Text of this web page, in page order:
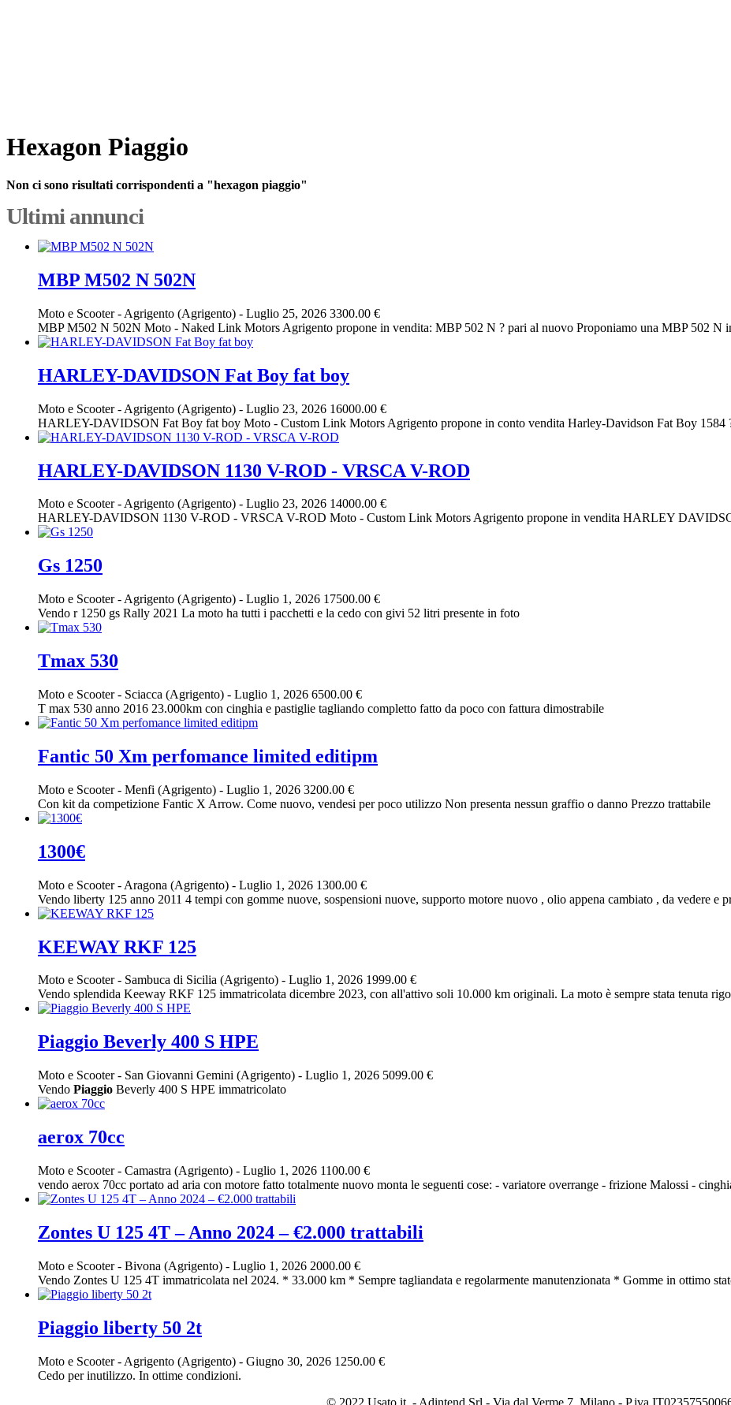
Hexagon Piaggio
Non ci sono risultati corrispondenti a "hexagon piaggio"
Ultimi annunci
MBP M502 N 502N
Moto e Scooter- Agrigento (Agrigento) - Luglio 25, 2026 3300.00 €
MBP M502 N 502N Moto - Naked Link Motors Agrigento propone in vendita: MBP 502 N ? pari al nuovo Proponiamo una MBP 502 N
HARLEY-DAVIDSON Fat Boy fat boy
Moto e Scooter- Agrigento (Agrigento) - Luglio 23, 2026 16000.00 €
HARLEY-DAVIDSON Fat Boy fat boy Moto - Custom Link Motors Agrigento propone in conto vendita Harley-Davidson Fat Boy 1584
HARLEY-DAVIDSON 1130 V-ROD - VRSCA V-ROD
Moto e Scooter-Agrigento (Agrigento) - Luglio 23, 2026 14000.00 €
HARLEY-DAVIDSON 1130 V-ROD - VRSCA V-ROD Moto - Custom Link Motors Agrigento propone in vendita HARLEY
Gs 1250
Moto e Scooter- Agrigento (Agrigento) - Luglio 1, 2026 17500.00 €
Vendo r 1250 gs Rally 2021 La moto ha tutti i pacchetti e la cedo con givi 52 litri presente in foto
Tmax 530
Moto e Scooter- Sciacca (Agrigento) - Luglio 1, 2026 6500.00 €
T max 530 anno 2016 23.000km con cinghia e pastiglie tagliando completto fatto da poco con fattura dimostrabile
Fantic 50 Xm perfomance limited editipm
Moto e Scooter- Menfi (Agrigento) - Luglio 1, 2026 3200.00 €
Con kit da competizione Fantic X Arrow. Come nuovo, vendesi per poco utilizzo Non presenta nessun graffio o danno Prezzo trattabile
1300€
Moto e Scooter- Aragona (Agrigento) - Luglio 1, 2026 1300.00 €
Vendo liberty 125 anno 2011 4 tempi con gomme nuove, sospensioni nuove, supporto motore nuovo , olio appena cambiato , da vedere e
KEEWAY RKF 125
Moto e Scooter- Sambuca di Sicilia (Agrigento) - Luglio 1, 2026 1999.00 €
Vendo splendida Keeway RKF 125 immatricolata dicembre 2023, con all'attivo soli 10.000 km originali. La moto è sempre stata tenuta
Piaggio Beverly 400 S HPE
Moto e Scooter- San Giovanni Gemini (Agrigento) - Luglio 1, 2026 5099.00 €
Vendo Piaggio Beverly 400 S HPE immatricolato
aerox 70cc
Moto e Scooter- Camastra (Agrigento) - Luglio 1, 2026 1100.00 €
vendo aerox 70cc portato ad aria con motore fatto totalmente nuovo monta le seguenti cose: - variatore overrange - frizione Malossi -
Zontes U 125 4T – Anno 2024 – €2.000 trattabili
Moto e Scooter- Bivona (Agrigento) - Luglio 1, 2026 2000.00 €
Vendo Zontes U 125 4T immatricolata nel 2024. * 33.000 km * Sempre tagliandata e regolarmente manutenzionata * Gomme in ottimo
Piaggio liberty 50 2t
Moto e Scooter- Agrigento (Agrigento) - Giugno 30, 2026 1250.00 €
Cedo per inutilizzo. In ottime condizioni.
© 2022 Usato it. - Adintend Srl - Via dal Verme 7, Milano - P.iva